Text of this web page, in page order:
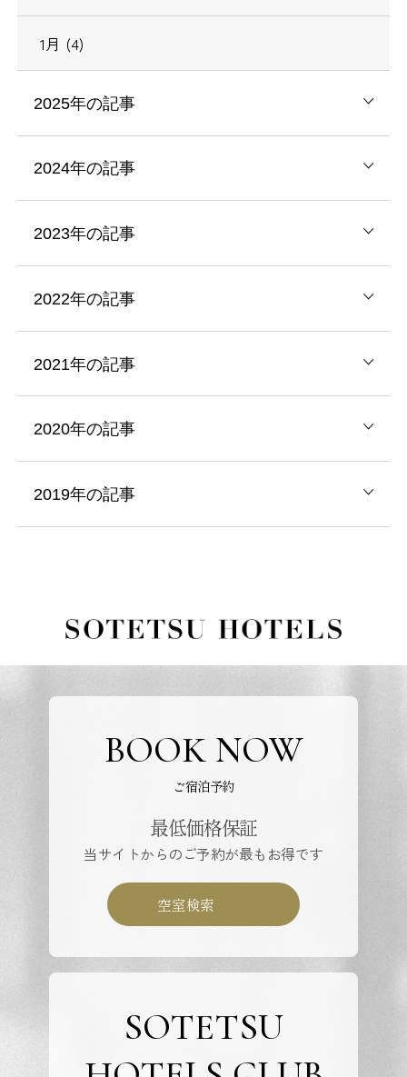
1月 (4)
2025年の記事
2024年の記事
2023年の記事
2022年の記事
2021年の記事
2020年の記事
2019年の記事
BOOK NOW
ご宿泊予約
最低価格保証
当サイトからのご予約が最もお得です
空室検索
SOTETSU